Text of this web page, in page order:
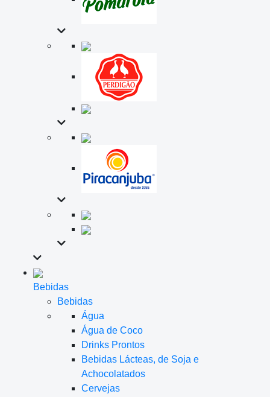
Bebidas
Bebidas
Água
Água de Coco
Drinks Prontos
Bebidas Lácteas, de Soja e
Achocolatados
Cervejas